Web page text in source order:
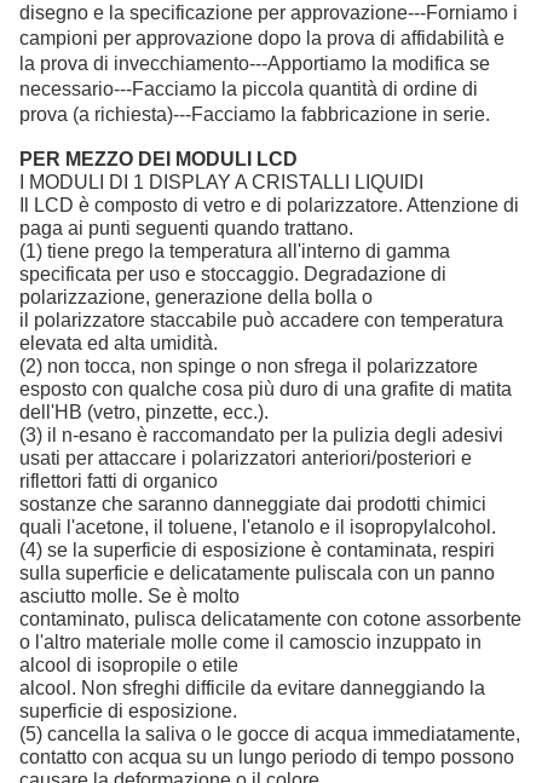
disegno e la specificazione per approvazione---Forniamo i
campioni per approvazione dopo la prova di affidabilità e
la prova di invecchiamento---Apportiamo la modifica se
necessario---Facciamo la piccola quantità di ordine di
prova (a richiesta)---Facciamo la fabbricazione in serie.
PER MEZZO DEI MODULI LCD
I MODULI DI 1 DISPLAY A CRISTALLI LIQUIDI
Il LCD è composto di vetro e di polarizzatore. Attenzione di
paga ai punti seguenti quando trattano.
(1) tiene prego la temperatura all'interno di gamma
specificata per uso e stoccaggio. Degradazione di
polarizzazione, generazione della bolla o
il polarizzatore staccabile può accadere con temperatura
elevata ed alta umidità.
(2) non tocca, non spinge o non sfrega il polarizzatore
esposto con qualche cosa più duro di una grafite di matita
dell'HB (vetro, pinzette, ecc.).
(3) il n-esano è raccomandato per la pulizia degli adesivi
usati per attaccare i polarizzatori anteriori/posteriori e
riflettori fatti di organico
sostanze che saranno danneggiate dai prodotti chimici
quali l'acetone, il toluene, l'etanolo e il isopropylalcohol.
(4) se la superficie di esposizione è contaminata, respiri
sulla superficie e delicatamente puliscala con un panno
asciutto molle. Se è molto
contaminato, pulisca delicatamente con cotone assorbente
o l'altro materiale molle come il camoscio inzuppato in
alcool di isopropile o etile
alcool. Non sfreghi difficile da evitare danneggiando la
superficie di esposizione.
(5) cancella la saliva o le gocce di acqua immediatamente,
contatto con acqua su un lungo periodo di tempo possono